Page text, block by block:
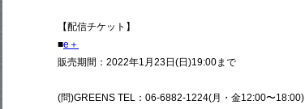
【配信チケット】
■e＋
販売期間：2022年1月23日(日)19:00まで
(問)GREENS TEL：06-6882-1224(月・金12:00〜18:00)